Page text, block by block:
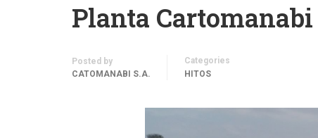
Planta
Posted by
CATOMANABI S.A.
Categories
HITOS